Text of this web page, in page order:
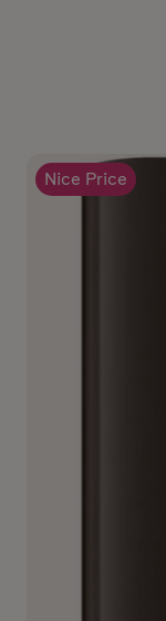
Nice Price